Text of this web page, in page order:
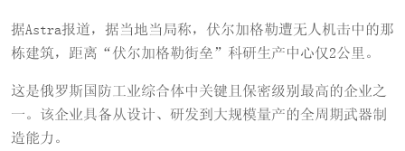
据Astra报道，据当地当局称，伏尔加格勒遭无人机击中的那
栋建筑，距离“伏尔加格勒街垒”科研生产中心仅2公里。
这是俄罗斯国防工业综合体中关键且保密级别最高的企业之
一。该企业具备从设计、研发到大规模量产的全周期武器制
造能力。